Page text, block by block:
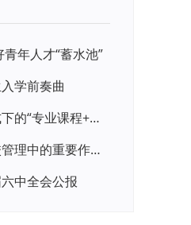
年人才“蓄水池”
学前奏曲
校企合作育人模式下的“专业课程+思政教育+党建活动”交叉融合的课程思政教学探索与实践
信息化技术在学校管理中的重要作用 ——以贵州省威宁民族中学和校园使用等为例
中全会公报